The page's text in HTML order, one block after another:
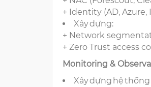
+ Identity (AD, Azure,
Xây dựng:
+ Network
+ Zero Trust access
Monitoring &
Xây dựng hệ